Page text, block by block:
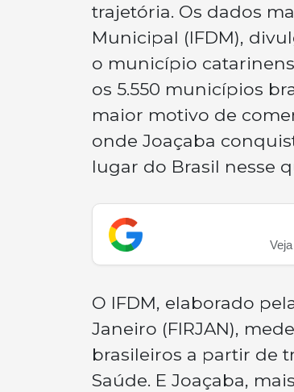
trajetória. Os dados
Municipal (IFDM),
o município
os 5.550 municípios
maior motivo de
onde Joaçaba
lugar do Brasil nesse
O IFDM, elaborado
Janeiro (FIRJAN),
brasileiros a partir de
Saúde. E Joaçaba,